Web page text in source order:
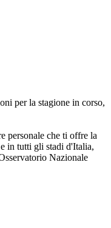
per la stagione in corso,
personale che ti offre la
in tutti gli stadi d'Italia,
Nazionale